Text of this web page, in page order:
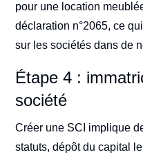
pour une location
déclaration n°2065, ce
sur les sociétés dans de
Étape 4 :
société
Créer une SCI implique
statuts, dépôt du capital